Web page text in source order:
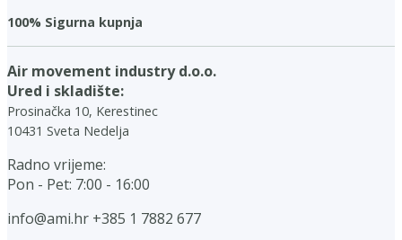
100% Sigurna kupnja
Air movement industry d.o.o.
Ured i skladište:
Prosinačka 10, Kerestinec
10431 Sveta Nedelja
Radno vrijeme:
Pon - Pet: 7:00 - 16:00
info@ami.hr +385 1 7882 677